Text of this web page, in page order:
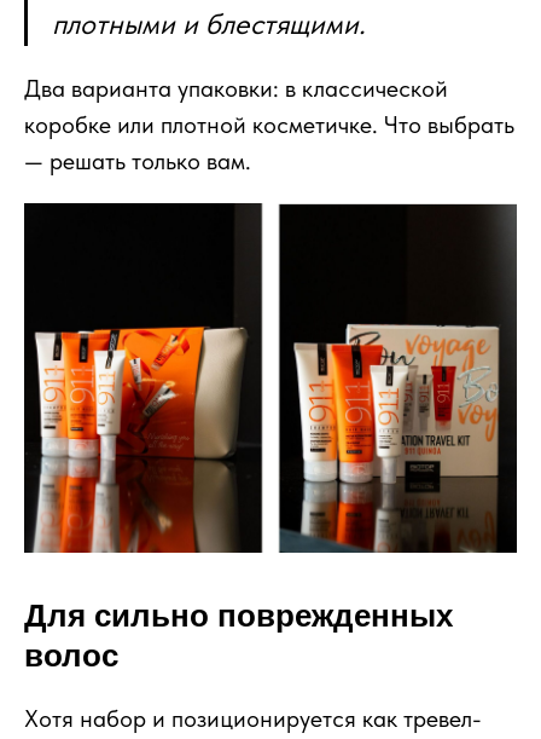
плотными и блестящими.
Два варианта упаковки: в классической
коробке или плотной косметичке. Что выбрать
— решать только вам.
Для сильно поврежденных
волос
Хотя набор и позиционируется как тревел-